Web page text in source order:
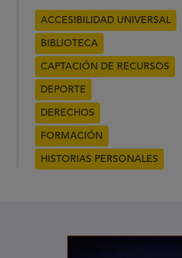
ACCESIBILIDAD UNIVERSAL
BIBLIOTECA
CAPTACIÓN DE RECURSOS
DEPORTE
DERECHOS
FORMACIÓN
HISTORIAS PERSONALES